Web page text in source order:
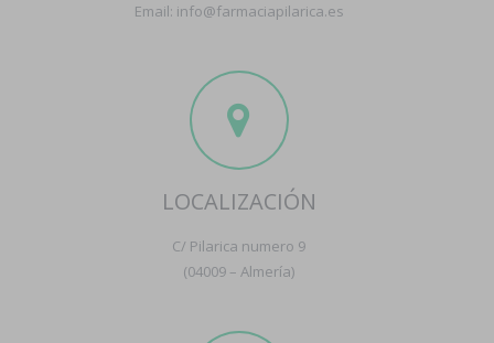
Email: info@farmaciapilarica.es
LOCALIZACIÓN
C/ Pilarica numero 9
(04009 – Almería)